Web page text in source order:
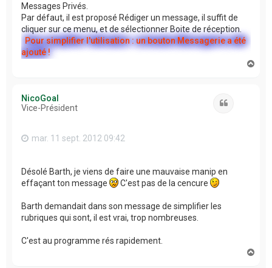
Messages Privés.
Par défaut, il est proposé Rédiger un message, il suffit de
cliquer sur ce menu, et de sélectionner Boite de réception.
Pour simplifier l'utilisation : un bouton Messagerie a été
ajouté !
NicoGoal
Vice-Président
mar. 11 sept. 2012 09:42
Désolé Barth, je viens de faire une mauvaise manip en
effaçant ton message
C'est pas de la cencure
Barth demandait dans son message de simplifier les
rubriques qui sont, il est vrai, trop nombreuses.
C'est au programme rés rapidement.